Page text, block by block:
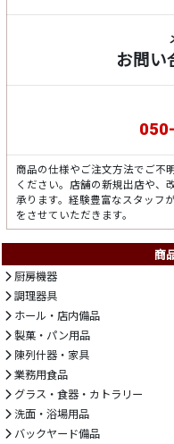
お問い
商品の仕様やご注文方法でご不
ください。店舗の新規出店や、
承ります。経験豊富なスタッフ
をさせていただきます。
商
厨房機器
調理器具
ホール・店内備品
製菓・パン用品
陳列什器・家具
業務用食品
グラス・食器・カトラリー
洗面・浴場用品
バックヤード備品